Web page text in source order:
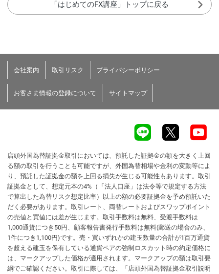
「はじめてのFX講座」トップに戻る
会社案内 取引リスク プライバシーポリシー
お客さま情報の登録について サイトマップ
店頭外国為替証拠金取引においては、預託した証拠金の額を大きく上回
る額の取引を行うことも可能ですが、外国為替相場や金利の変動等によ
り、預託した証拠金の額を上回る損失が生じる可能性もあります。取引
証拠金として、想定元本の4%（「法人口座」は法令等で規定する方法
で算出した為替リスク想定比率）以上の額の必要証拠金を予め預託いた
だく必要があります。取引レート、両替レートおよびスワップポイント
の売値と買値には差が生じます。取引手数料は無料、受渡手数料は
1,000通貨につき50円、顧客報告書発行手数料は無料(郵送の場合のみ、
1件につき1,100円)です。売・買いずれかの建玉数量の合計が1百万通貨
を超える建玉を保有している通貨ペアの強制ロスカット時の約定価格に
は、マークアップした価格が適用されます。マークアップの額は取引要
綱でご確認ください。取引に際しては、「店頭外国為替証拠金取引説明